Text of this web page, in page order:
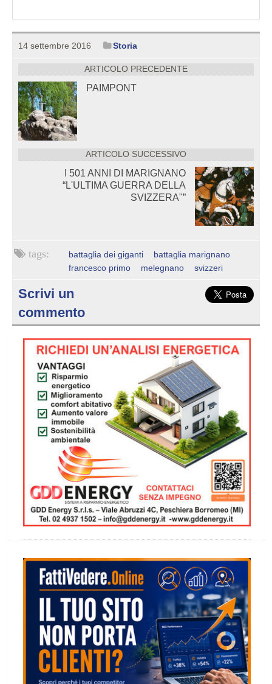
14 settembre 2016 Storia
ARTICOLO PRECEDENTE
PAIMPONT
ARTICOLO SUCCESSIVO
I 501 ANNI DI MARIGNANO
“L'ULTIMA GUERRA DELLA
SVIZZERA"”
battaglia dei giganti
battaglia marignano
francesco primo
melegnano svizzeri
Scrivi un
commento